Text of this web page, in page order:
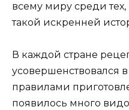
всему миру среди
такой искренней
В каждой стране
усовершенствовался в
правилами
появилось много